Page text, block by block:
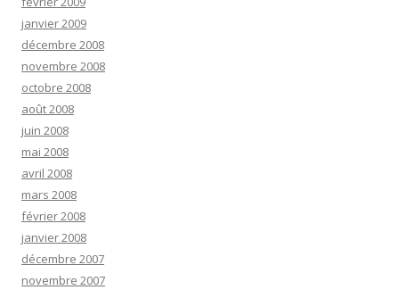
janvier 2009
décembre 2008
novembre 2008
octobre 2008
août 2008
juin 2008
mai 2008
avril 2008
mars 2008
février 2008
janvier 2008
décembre 2007
novembre 2007